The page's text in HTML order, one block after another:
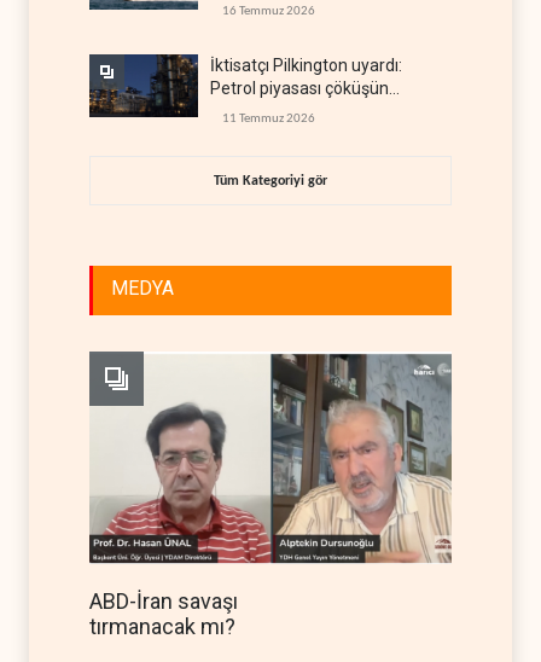
16 Temmuz 2026
İktisatçı Pilkington uyardı:
Petrol piyasası çöküşün
eşiğinde
11 Temmuz 2026
Tüm Kategoriyi gör
MEDYA
ABD-İran savaşı
tırmanacak mı?